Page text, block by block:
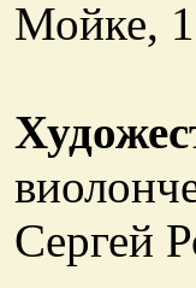
Мойке,
Сергей